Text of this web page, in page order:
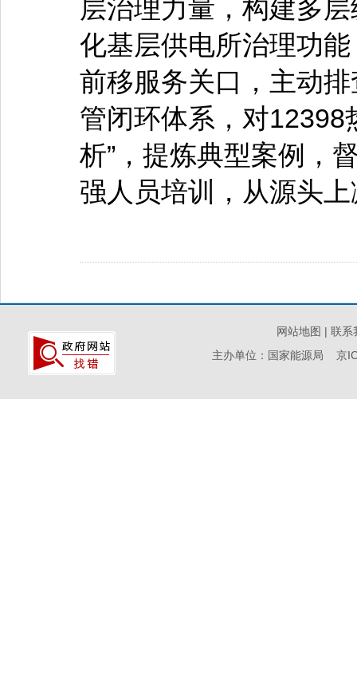
层治理力量，构建多
化基层供电所治理功
前移服务关口，主动
管闭环体系，对12398
析”，提炼典型案例，
强人员培训，从源头